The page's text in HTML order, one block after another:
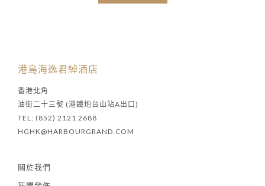
港島海逸君綽酒店
香港北角
油街二十三號 (港鐵炮台山站A出口)
TEL: (852) 2121 2688
HGHK@HARBOURGRAND.COM
關於我們